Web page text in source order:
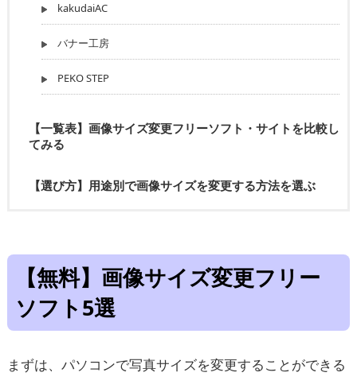
kakudaiAC
バナー工房
PEKO STEP
【一覧表】画像サイズ変更フリーソフト・サイトを比較し
てみる
【選び方】用途別で画像サイズを変更する方法を選ぶ
【無料】画像サイズ変更フリー
ソフト5選
まずは、パソコンで写真サイズを変更することができる